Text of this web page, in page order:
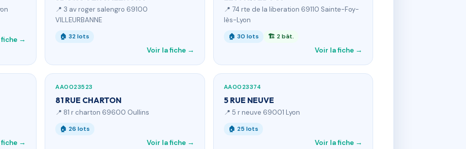
fiche →
📍 3 av roger salengro 69100
VILLEURBANNE
🏠 32 lots
Voir la fiche →
📍 74 rte de la liberation 69110 Sainte-Foy-
lès-Lyon
🏠 30 lots 🏗 2 bât.
Voir la fiche →
fiche →
AA0023523
81 RUE CHARTON
📍 81 r charton 69600 Oullins
🏠 26 lots
Voir la fiche →
AA0023374
5 RUE NEUVE
📍 5 r neuve 69001 Lyon
🏠 25 lots
Voir la fiche →